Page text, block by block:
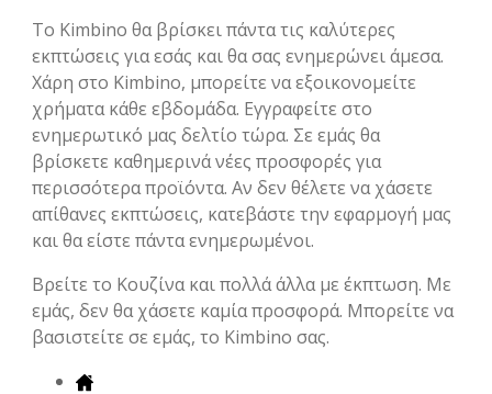
Το Kimbino θα βρίσκει πάντα τις καλύτερες
εκπτώσεις για εσάς και θα σας ενημερώνει άμεσα.
Χάρη στο Kimbino, μπορείτε να εξοικονομείτε
χρήματα κάθε εβδομάδα. Εγγραφείτε στο
ενημερωτικό μας δελτίο τώρα. Σε εμάς θα
βρίσκετε καθημερινά νέες προσφορές για
περισσότερα προϊόντα. Αν δεν θέλετε να χάσετε
απίθανες εκπτώσεις, κατεβάστε την εφαρμογή μας
και θα είστε πάντα ενημερωμένοι.
Βρείτε το Κουζίνα και πολλά άλλα με έκπτωση. Με
εμάς, δεν θα χάσετε καμία προσφορά. Μπορείτε να
βασιστείτε σε εμάς, το Kimbino σας.